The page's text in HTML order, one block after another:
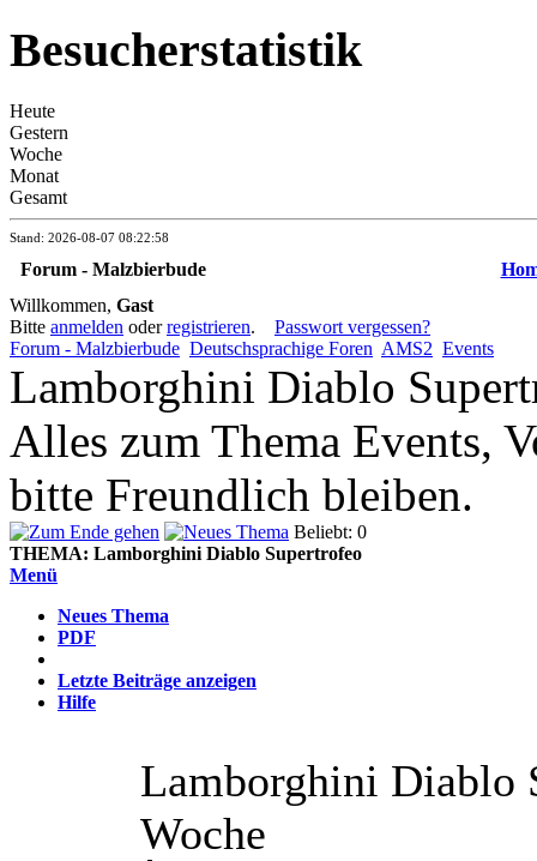
Besucherstatistik
Heute
Gestern
Woche
Monat
Gesamt
Stand: 2026-08-07 08:22:58
Forum - Malzbierbude
Willkommen, Gast
Bitte anmelden oderregistrieren. Passwort vergessen?
Forum - Malzbierbude Deutschsprachige Foren AMS2 Events
Lamborghini Diablo
Alles zum Thema Events,
bitte Freundlich bleiben.
Beliebt: 0
THEMA: Lamborghini Diablo Supertrofeo
Menü
Neues Thema
PDF
Letzte Beiträge anzeigen
Hilfe
Lamborghini Diablo
Woche